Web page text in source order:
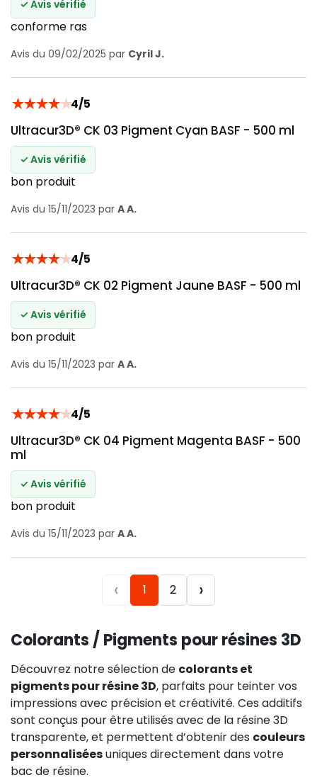
✓ Avis vérifié
conforme ras
Avis du 09/02/2025 par Cyril J.
★★★★★4/5
Ultracur3D® CK 03 Pigment Cyan BASF - 500 ml
✓ Avis vérifié
bon produit
Avis du 15/11/2023 par A A.
★★★★★4/5
Ultracur3D® CK 02 Pigment Jaune BASF - 500 ml
✓ Avis vérifié
bon produit
Avis du 15/11/2023 par A A.
★★★★★4/5
Ultracur3D® CK 04 Pigment Magenta BASF - 500
ml
✓ Avis vérifié
bon produit
Avis du 15/11/2023 par A A.
‹ 1 2 ›
Colorants / Pigments pour résines 3D
Découvrez notre sélection de colorants et
pigments pour résine 3D, parfaits pour teinter vos
impressions avec précision et créativité. Ces additifs
sont conçus pour être utilisés avec de la résine 3D
transparente, et permettent d’obtenir des couleurs
personnaliséesuniques directement dans votre
bac de résine.